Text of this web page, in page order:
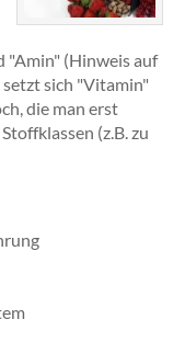
"Amin" (Hinweis auf
sich "Vitamin"
die man erst
(z.B. zu